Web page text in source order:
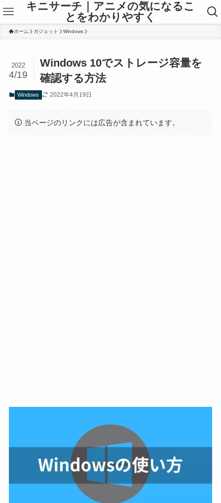
キニサーチ｜アニメの気になるこ
とをわかりやすく
ホーム ガジェット Windows
Windows 10でストレージ容量を
確認する方法
2022
4/19
Windows 2022年4月19日
当ページのリンクには広告が含まれています。